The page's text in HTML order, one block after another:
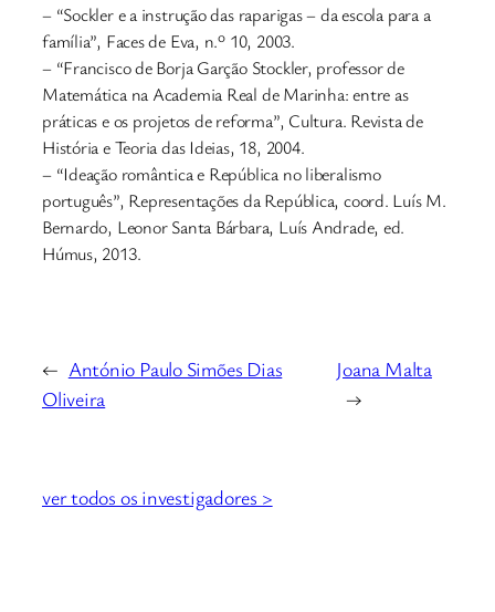
– “Sockler e a instrução das raparigas – da escola para a
família”, Faces de Eva, n.º 10, 2003.
– “Francisco de Borja Garção Stockler, professor de
Matemática na Academia Real de Marinha: entre as
práticas e os projetos de reforma”, Cultura. Revista de
História e Teoria das Ideias, 18, 2004.
– “Ideação romântica e República no liberalismo
português”, Representações da República, coord. Luís M.
Bernardo, Leonor Santa Bárbara, Luís Andrade, ed.
Húmus, 2013.
← António Paulo Simões Dias
Oliveira
Joana Malta
→
ver todos os investigadores >